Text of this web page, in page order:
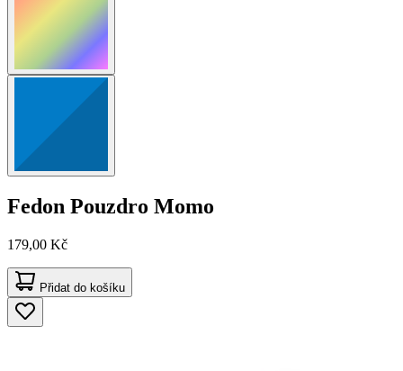
Fedon Pouzdro Momo
179,00 Kč
Přidat do košíku